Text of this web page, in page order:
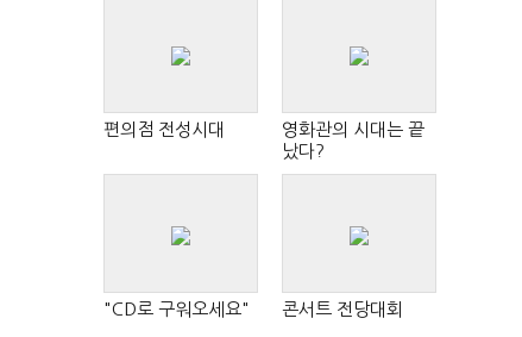
편의점 전성시대
영화관의 시대는 끝
났다?
"CD로 구워오세요" 콘서트 전당대회